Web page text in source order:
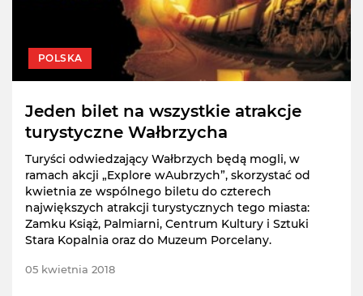
POLSKA
Jeden bilet na wszystkie atrakcje
turystyczne Wałbrzycha
Turyści odwiedzający Wałbrzych będą mogli, w
ramach akcji „Explore wAubrzych”, skorzystać od
kwietnia ze wspólnego biletu do czterech
największych atrakcji turystycznych tego miasta:
Zamku Książ, Palmiarni, Centrum Kultury i Sztuki
Stara Kopalnia oraz do Muzeum Porcelany.
05 kwietnia 2018